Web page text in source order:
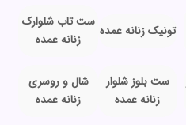
تونیک زنانه عمده
ست تاب شلوارک
زنانه عمده
ست بلوز شلوار
زنانه عمده
شال و روسری
زنانه عمده